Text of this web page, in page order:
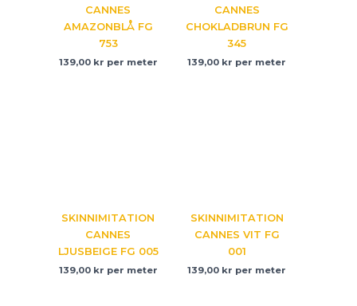
CANNES
AMAZONBLÅ FG
753
139,00 kr per meter
CANNES
CHOKLADBRUN FG
345
139,00 kr per meter
SKINNIMITATION
CANNES
LJUSBEIGE FG 005
139,00 kr per meter
SKINNIMITATION
CANNES VIT FG
001
139,00 kr per meter